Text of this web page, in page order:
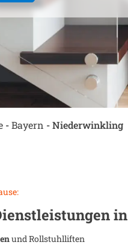
-Bayern -Niederwinkling
in
und Rollstuhlliften